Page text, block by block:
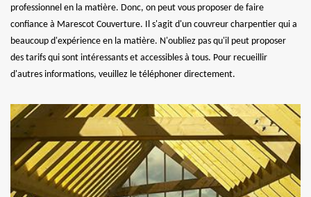
professionnel en la matière. Donc, on peut vous proposer de faire
confiance à Marescot Couverture. Il s'agit d'un couvreur charpentier qui a
beaucoup d'expérience en la matière. N'oubliez pas qu'il peut proposer
des tarifs qui sont intéressants et accessibles à tous. Pour recueillir
d'autres informations, veuillez le téléphoner directement.